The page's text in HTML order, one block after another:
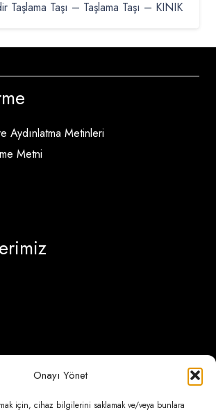
Onayı Yönet
için, cihaz bilgilerini saklamak ve/veya bunlara
Taşlama Taşı – Taşlama Taşı – KINIK
Aydınlatma Metinleri
Metni